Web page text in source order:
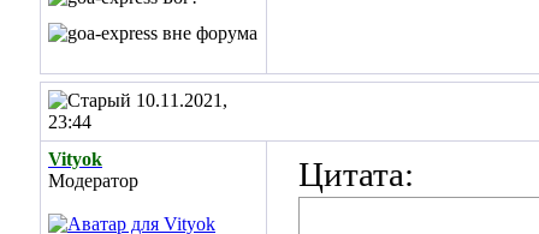
10.11.2021,
23:44
Vityok
Модератор
Цитата: